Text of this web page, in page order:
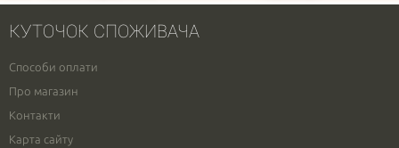
КУТОЧОК СПОЖИВАЧА
Способи оплати
Про магазин
Контакти
Карта сайту